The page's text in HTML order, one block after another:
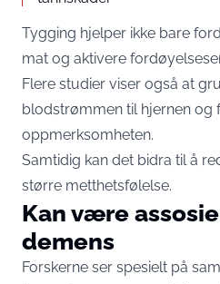
Tygging hjelper ikke bare
mat og aktivere
Flere studier viser også at
blodstrømmen til hjernen og
oppmerksomheten.
Samtidig kan det bidra til å
større metthetsfølelse.
Kan være
demens
Forskerne ser spesielt på